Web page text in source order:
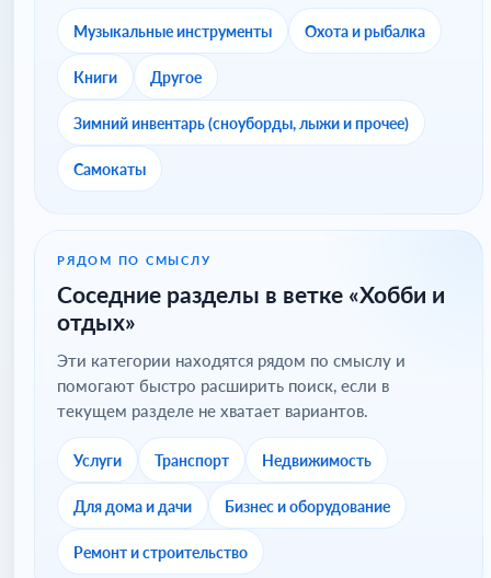
Музыкальные инструменты Охота и рыбалка
Книги Другое
Зимний инвентарь (сноуборды, лыжи и прочее)
Самокаты
РЯДОМ ПО СМЫСЛУ
Соседние разделы в ветке «Хобби и
отдых»
Эти категории находятся рядом по смыслу и
помогают быстро расширить поиск, если в
текущем разделе не хватает вариантов.
Услуги Транспорт Недвижимость
Для дома и дачи Бизнес и оборудование
Ремонт и строительство